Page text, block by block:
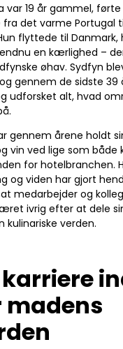
var 19 år gammel,
fra det varme Portugal
flyttede til Danmark,
en kærlighed –
øhav. Sydfyn
gennem de sidste 39
udforsket alt, hvad
gennem årene holdt
vin ved lige som både
for hotelbranchen.
og viden har gjort
medarbejder og
ivrig efter at dele
kulinariske verden.
karriere
madens